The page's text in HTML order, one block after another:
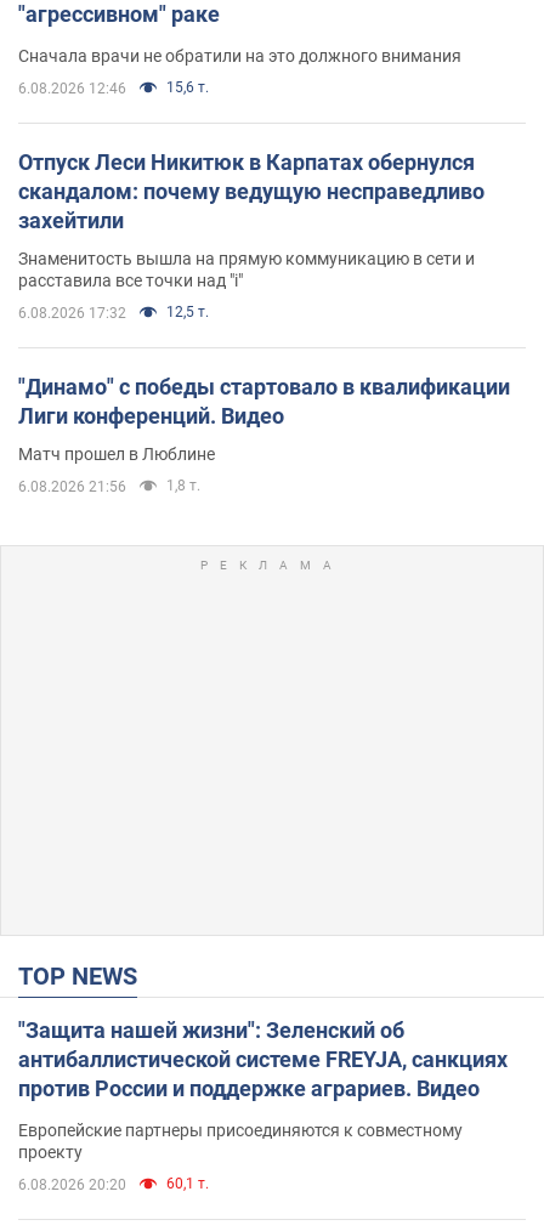
"агрессивном" раке
Сначала врачи не обратили на это должного внимания
6.08.2026 12:46 15,6 т.
Отпуск Леси Никитюк в Карпатах обернулся
скандалом: почему ведущую несправедливо
захейтили
Знаменитость вышла на прямую коммуникацию в сети и
расставила все точки над "i"
6.08.2026 17:32 12,5 т.
"Динамо" с победы стартовало в квалификации
Лиги конференций. Видео
Матч прошел в Люблине
6.08.2026 21:56 1,8 т.
TOP NEWS
"Защита нашей жизни": Зеленский об
антибаллистической системе FREYJA, санкциях
против России и поддержке аграриев. Видео
Европейские партнеры присоединяются к совместному
проекту
6.08.2026 20:20 60,1 т.